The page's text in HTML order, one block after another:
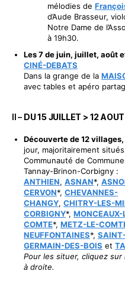
mélodies de
d’Aude Brasseur,
Notre Dame de
à 19h30.
Les 7 de juin, juillet, août
CINÉ-DEBATS
Dans la grange de la
avec tables et apéro
II – DU 15 JUILLET > 12
Découverte de 12 villages,
jour, majoritairement
Communauté de
Tannay-Brinon-Corbigny :
ANTHIEN, ASNAN*,
CERVON*, CHEVANNES-
CHANGY, CHITRY-LES-
CORBIGNY*, MONCEAUX-
COMTE*, METZ-LE-
NEUFFONTAINES*,
GERMAIN-DES-BOIS et
Pour les situer, cliquez sur
à droite.